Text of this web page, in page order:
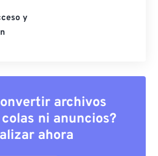
y
archivos
ni anuncios?
ahora